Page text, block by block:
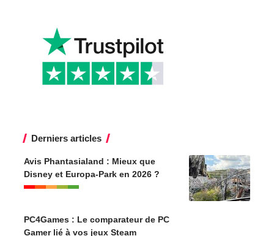
Derniers articles
Avis Phantasialand : Mieux que
Disney et Europa-Park en 2026 ?
PC4Games : Le comparateur de PC
Gamer lié à vos jeux Steam